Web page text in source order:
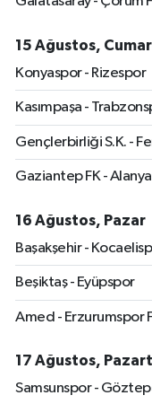
15 Ağustos,
Konyaspor - Rizespor
Kasımpaşa -
Gençlerbirliği S.K. -
Gaziantep FK -
16 Ağustos, Pazar
Başakşehir -
Beşiktaş - Eyüpspor
Amed - Erzurumspor
17 Ağustos,
Samsunspor -